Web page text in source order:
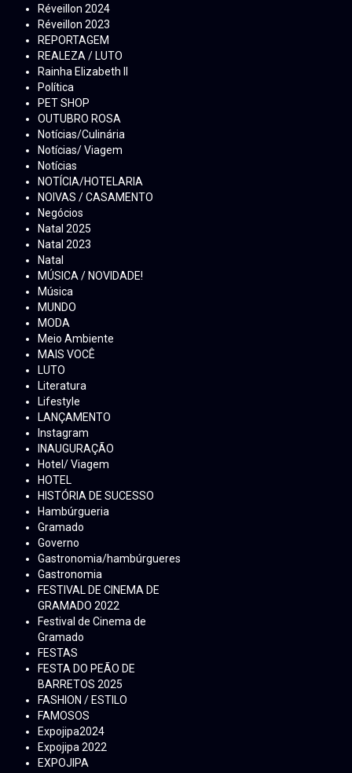
Réveillon 2024
Réveillon 2023
REPORTAGEM
REALEZA / LUTO
Rainha Elizabeth ll
Política
PET SHOP
OUTUBRO ROSA
Notícias/Culinária
Notícias/ Viagem
Notícias
NOTÍCIA/HOTELARIA
NOIVAS / CASAMENTO
Negócios
Natal 2025
Natal 2023
Natal
MÚSICA / NOVIDADE!
Música
MUNDO
MODA
Meio Ambiente
MAIS VOCÊ
LUTO
Literatura
Lifestyle
LANÇAMENTO
Instagram
INAUGURAÇÃO
Hotel/ Viagem
HOTEL
HISTÓRIA DE SUCESSO
Hambúrgueria
Gramado
Governo
Gastronomia/hambúrgueres
Gastronomia
FESTIVAL DE CINEMA DE
GRAMADO 2022
Festival de Cinema de
Gramado
FESTAS
FESTA DO PEÃO DE
BARRETOS 2025
FASHION / ESTILO
FAMOSOS
Expojipa2024
Expojipa 2022
EXPOJIPA